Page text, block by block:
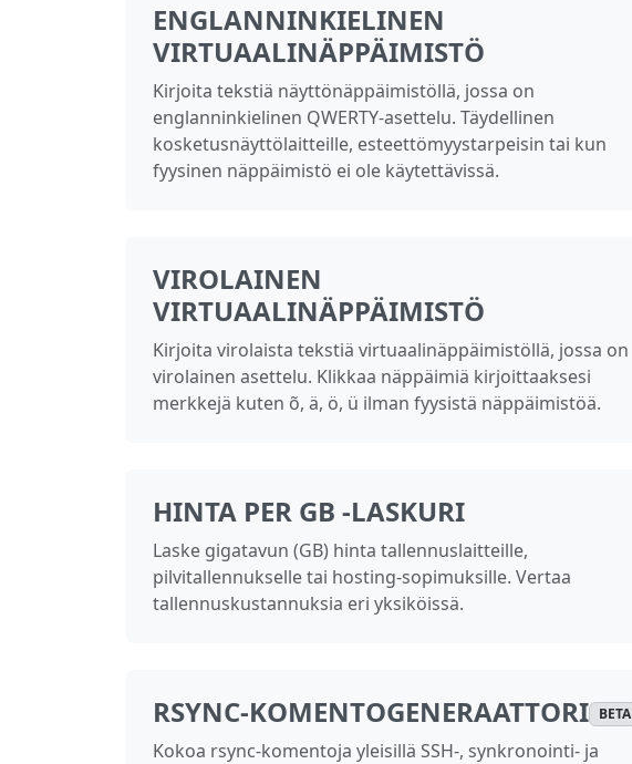
ENGLANNINKIELINEN
VIRTUAALINÄPPÄIMISTÖ
Kirjoita tekstiä näyttönäppäimistöllä, jossa on
englanninkielinen QWERTY-asettelu. Täydellinen
kosketusnäyttölaitteille, esteettömyystarpeisin tai kun
fyysinen näppäimistö ei ole käytettävissä.
VIROLAINEN
VIRTUAALINÄPPÄIMISTÖ
Kirjoita virolaista tekstiä virtuaalinäppäimistöllä, jossa on
virolainen asettelu. Klikkaa näppäimiä kirjoittaaksesi
merkkejä kuten õ, ä, ö, ü ilman fyysistä näppäimistöä.
HINTA PER GB -LASKURI
Laske gigatavun (GB) hinta tallennuslaitteille,
pilvitallennukselle tai hosting-sopimuksille. Vertaa
tallennuskustannuksia eri yksiköissä.
RSYNC‑KOMENTOGENERAATTORI BETA
Kokoa rsync‑komentoja yleisillä SSH‑, synkronointi‑ ja